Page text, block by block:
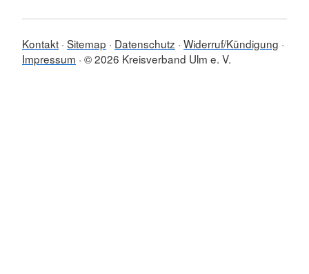
Kontakt Sitemap Datenschutz Widerruf/Kündigung
Impressum © 2026 Kreisverband Ulm e. V.